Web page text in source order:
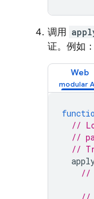
调用
证。例如：
Web
//
//
//
//